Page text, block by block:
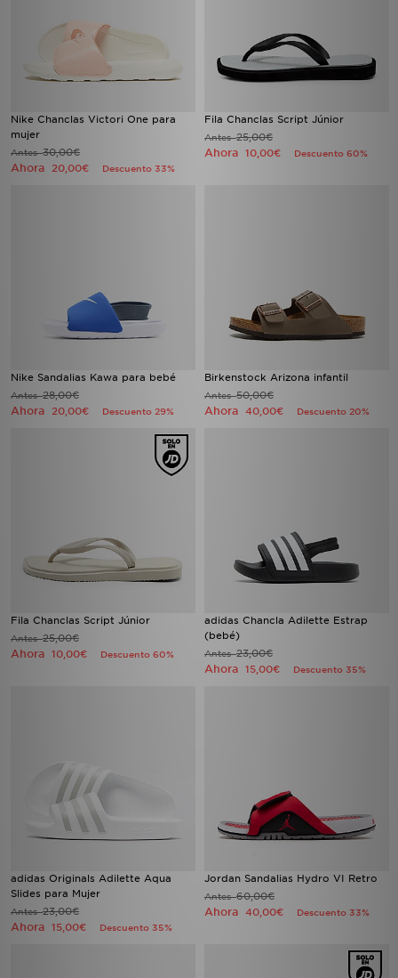
Nike Chanclas Victori One para
mujer
Antes30,00€
Ahora 20,00€ Descuento 33%
Fila Chanclas Script Júnior
Antes25,00€
Ahora 10,00€ Descuento 60%
Nike Sandalias Kawa para bebé
Antes28,00€
Ahora 20,00€ Descuento 29%
Birkenstock Arizona infantil
Antes50,00€
Ahora 40,00€ Descuento 20%
Fila Chanclas Script Júnior
Antes25,00€
Ahora 10,00€ Descuento 60%
adidas Chancla Adilette Estrap
(bebé)
Antes23,00€
Ahora 15,00€ Descuento 35%
adidas Originals Adilette Aqua
Slides para Mujer
Antes23,00€
Ahora 15,00€ Descuento 35%
Jordan Sandalias Hydro VI Retro
Antes60,00€
Ahora 40,00€ Descuento 33%